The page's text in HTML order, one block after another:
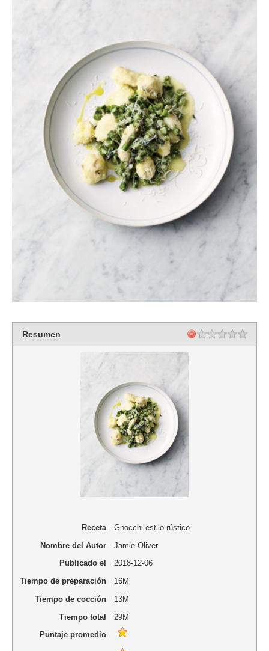
Resumen
Receta
Gnocchi estilo rústico
Nombre del Autor
Jamie Oliver
Publicado el
2018-12-06
Tiempo de preparación
16M
Tiempo de cocción
13M
Tiempo total
29M
Puntaje promedio